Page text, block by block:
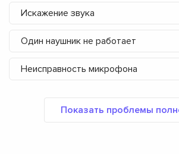
Искажение звука
Один наушник не работает
Неисправность микрофона